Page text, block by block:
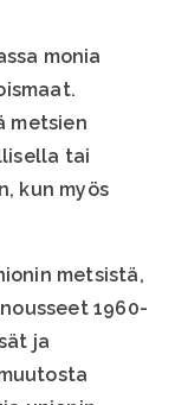
monia
metsien
tai
kun myös
metsistä,
1960-
ja